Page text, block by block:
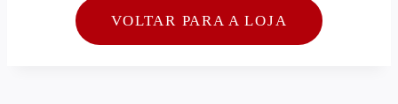
VOLTAR PARA A LOJA